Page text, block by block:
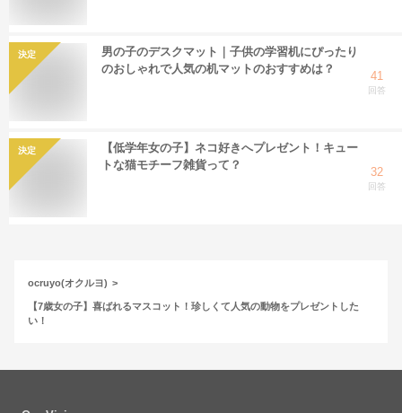
決定
男の子のデスクマット｜子供の学習机にぴったり
のおしゃれで人気の机マットのおすすめは？
41
回答
決定
【低学年女の子】ネコ好きへプレゼント！キュー
トな猫モチーフ雑貨って？
32
回答
ocruyo(オクルヨ)
【7歳女の子】喜ばれるマスコット！珍しくて人気の動物をプレゼントした
い！